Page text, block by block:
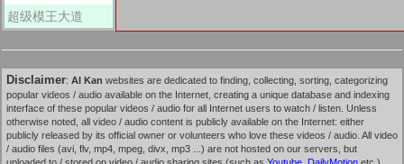
超级模王大道
Disclaimer: AI Kan websites are dedicated to finding, collecting, sorting, categorizing
popular videos / audio available on the Internet, creating a unique database and indexing
interface of these popular videos / audio for all Internet users to watch / listen. Unless
otherwise noted, all video / audio content is publicly available on the Internet: either
publicly released by its official owner or volunteers who love these videos / audio. All video
/ audio files (avi, flv, mp4, mpeg, divx, mp3 ...) are not hosted on our servers, but